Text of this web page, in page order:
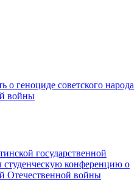
о геноциде советского народа
войны
государственной
студенческую конференцию о
Отечественной войны